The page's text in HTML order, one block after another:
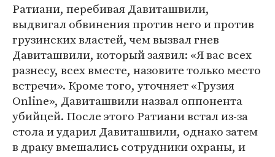
Ратиани, перебивая Давиташвили,
выдвигал обвинения против него и против
грузинских властей, чем вызвал гнев
Давиташвили, который заявил: «Я вас всех
разнесу, всех вместе, назовите только место
встречи». Кроме того, уточняет «Грузия
Online», Давиташвили назвал оппонента
убийцей. После этого Ратиани встал из-за
стола и ударил Давиташвили, однако затем
в драку вмешались сотрудники охраны, и